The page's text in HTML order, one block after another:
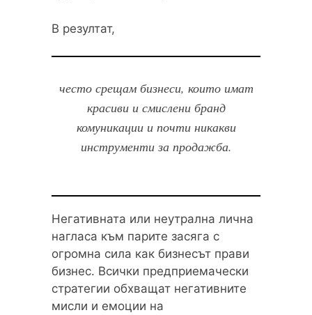
В резултат,
често срещам бизнеси, които имат
красиви и смислени бранд
комуникации и почти никакви
инструменти за продажба.
Негативната или неутрална лична
нагласа към парите засяга с
огромна сила как бизнесът прави
бизнес. Всички предприемачески
стратегии обхващат негативните
мисли и емоции на